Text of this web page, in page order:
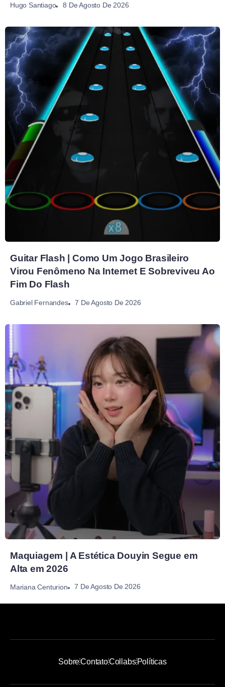
Hugo Santiago 8 De Agosto De 2026
Guitar Flash | Como Um Jogo Brasileiro
Virou Fenômeno Na Internet E Sobreviveu Ao
Fim Do Flash
Gabriel Fernandes 7 De Agosto De 2026
Maquiagem | A Estética Douyin Segue em
Alta em 2026
Mariana Centurion 7 De Agosto De 2026
SobreContatoCollabsPolíticas